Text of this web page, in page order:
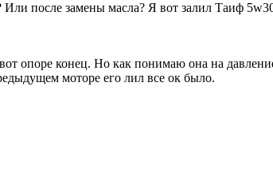
после замены масла? Я вот залил Таиф
опоре конец. Но как понимаю она на
моторе его лил все ок было.